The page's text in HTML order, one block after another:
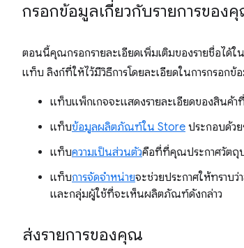
กรอกข้อมูลเกี่ยวกับรายการของ
ตอนนี้คุณกรอกรายละเอียดเพิ่มเติมของรายชื่อได้
แท็บ ลิงก์ที่ให้ไว้มีวิธีการโดยละเอียดในการกรอกข้
แท็บแพ็กเกจจะแสดงรายละเอียดของสินค้า
แท็บข้อมูลผลิตภัณฑ์ใน Store ประกอบด้ว
แท็บความเป็นส่วนตัวคือที่ที่คุณประกาศวัตถุป
แท็บการจัดจำหน่ายจะช่วยประกาศให้ทราบ
และกลุ่มผู้ใช้ที่จะเห็นผลิตภัณฑ์ดังกล่าว
ส่งรายการของคุณ